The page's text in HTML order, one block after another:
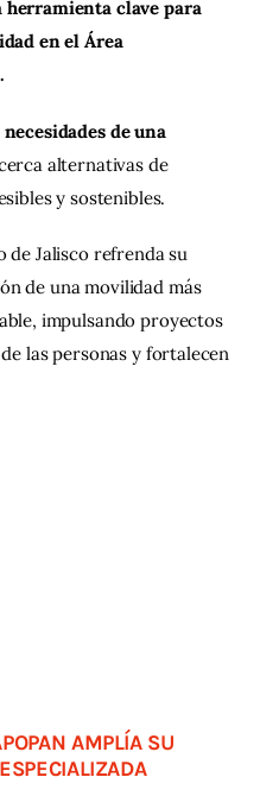
clave para
en el Área
de una
alternativas de
y sostenibles.
de Jalisco refrenda su
de una movilidad más
impulsando proyectos
las personas y fortalecen
AMPLÍA SU